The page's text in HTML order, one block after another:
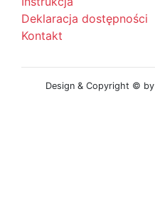
Deklaracja dostępności
Kontakt
Design & Copyright © by